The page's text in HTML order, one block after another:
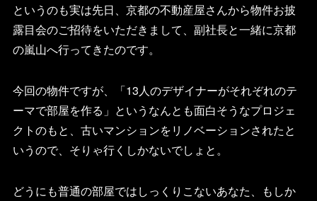
というのも実は先日、京都の不動産屋さんから物件お披
露目会のご招待をいただきまして、副社長と一緒に京都
の嵐山へ行ってきたのです。
今回の物件ですが、「13人のデザイナーがそれぞれのテ
ーマで部屋を作る」というなんとも面白そうなプロジェ
クトのもと、古いマンションをリノベーションされたと
いうので、そりゃ行くしかないでしょと。
どうにも普通の部屋ではしっくりこないあなた、もしか